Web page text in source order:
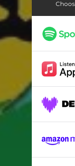
Kein
Alles
Das
Die
Alle an